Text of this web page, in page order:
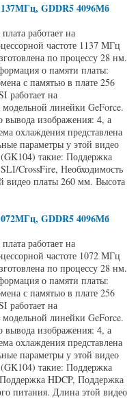
GDDR5 4096Мб
работает на
частоте 1137 МГц
по процессу 28 нм.
о памяти платы:
с памятью в плате 256
работает на
линейки GeForce.
вывода изображения: 4, а
охлаждения представлена
параметры у этой видео
такие: Поддержка
CrossFire, Необходимость
видео платы 260 мм. Высота
GDDR5 4096Мб
работает на
частоте 1072 МГц
по процессу 28 нм.
о памяти платы:
с памятью в плате 256
работает на
линейки GeForce.
вывода изображения: 4, а
охлаждения представлена
параметры у этой видео
такие: Поддержка
HDCP, Поддержка
питания. Длина этой видео